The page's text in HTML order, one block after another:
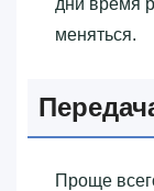
меняться.
Проще